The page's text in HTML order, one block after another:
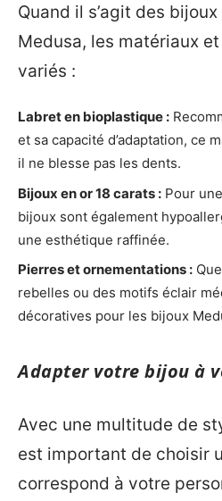
Quand il s’agit des
Medusa, les matériaux
variés :
Labret en bioplastique :
et sa capacité d’adaptation, ce
il ne blesse pas les dents.
Bijoux en or 18 carats : Pour
bijoux sont également
une esthétique raffinée.
Pierres et ornementations :
rebelles ou des motifs éclair
décoratives pour les bijoux
Adapter votre bijou à
Avec une multitude de
est important de choisir
correspond à votre